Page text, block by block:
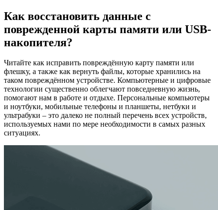
Как восстановить данные с
поврежденной карты памяти или USB-
накопителя?
Читайте как исправить повреждённую карту памяти или
флешку, а также как вернуть файлы, которые хранились на
таком повреждённом устройстве. Компьютерные и цифровые
технологии существенно облегчают повседневную жизнь,
помогают нам в работе и отдыхе. Персональные компьютеры
и ноутбуки, мобильные телефоны и планшеты, нетбуки и
ультрабуки – это далеко не полный перечень всех устройств,
используемых нами по мере необходимости в самых разных
ситуациях.